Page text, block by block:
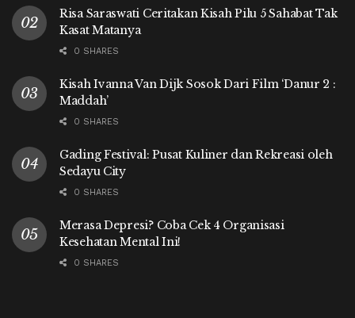
Risa Saraswati Ceritakan Kisah Pilu 5 Sahabat Tak
Kasat Matanya
0 SHARES
Kisah Ivanna Van Dijk Sosok Dari Film ‘Danur 2 :
Maddah’
0 SHARES
Gading Festival: Pusat Kuliner dan Rekreasi oleh
Sedayu City
0 SHARES
Merasa Depresi? Coba Cek 4 Organisasi
Kesehatan Mental Ini!
0 SHARES